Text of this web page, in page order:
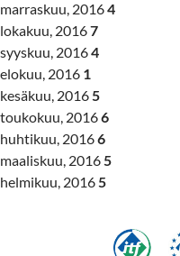
marraskuu, 20164
lokakuu, 20167
syyskuu, 20164
elokuu, 2016 1
kesäkuu, 20165
toukokuu, 20166
huhtikuu, 20166
maaliskuu, 20165
helmikuu, 20165